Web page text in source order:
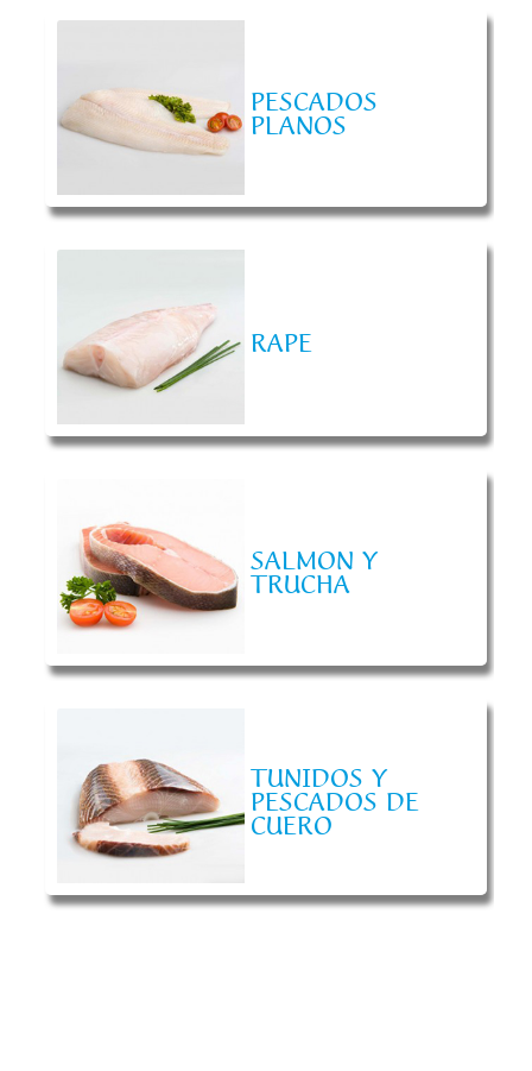
PESCADOS
PLANOS
RAPE
SALMON Y
TRUCHA
TUNIDOS Y
PESCADOS DE
CUERO